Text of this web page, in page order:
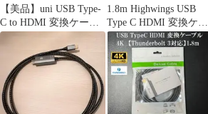
【美品】uni USB Type-
C to HDMI 変換ケーブ
ル 1.8m
1.8m Highwings USB
Type C HDMI 変換ケー
ブルhdmi type-c変換
4K@30Hz 単方向通信
タイプC to HDMI/usb-c
hdmi HDMI 変換 ナイロ
ン編み 映像出力
Thunderbolt 3/4など対応